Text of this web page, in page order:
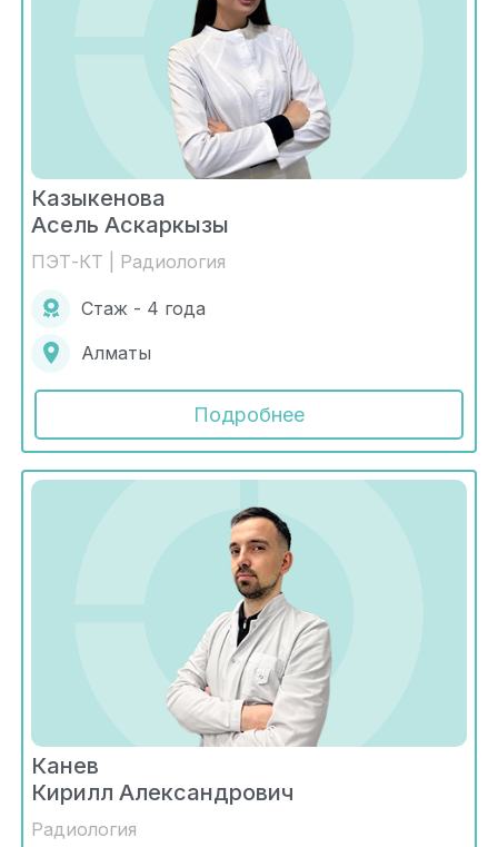
Казыкенова
Асель Аскаркызы
ПЭТ-КТ | Радиология
Стаж - 4 года
Алматы
Подробнее
Канев
Кирилл Александрович
Радиология